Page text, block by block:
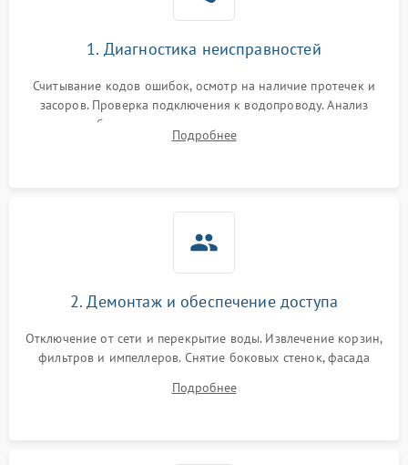
1. Диагностика неисправностей
Считывание кодов ошибок, осмотр на наличие протечек и
засоров. Проверка подключения к водопроводу. Анализ
жалоб на отсутствие слива, нагрева, вращения
разбрызгивателей или срабатывание системы защиты
Подробнее
2. Демонтаж и обеспечение доступа
Отключение от сети и перекрытие воды. Извлечение корзин,
фильтров и импеллеров. Снятие боковых стенок, фасада
циркуляционному насосу, ТЭНу и сливной помпе.
Подробнее